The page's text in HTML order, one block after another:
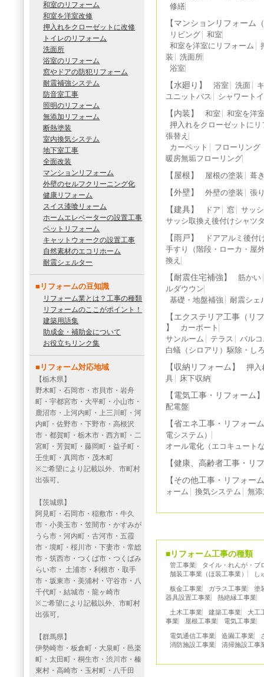
和室のリフォーム
和室を洋室改修
押入れをクローゼットに改修
トイレのリフォーム
洗面所
浴室のリフォーム
窓やドアの防犯リフォーム
耐震補強システム
防音室工事
照明のリフォーム
無添加リフォーム
断熱塗装
室内換気システム
地下室工事
全面改装
マンションリフォーム
外壁のセルフクリーニング化
健康リフォーム
スイス漆喰リォーム
ホームエレベーターの設置工事
ペットリフォーム
キャットウォークの設置工事
自然素材のエコリホーム
耐震シェルター
■リフォームの豆知識
リフォーム業とは？工事の種類
リフォームのここがポイント！
建築用語集
助成金・補助金について
お役立ちリンク集
■リフォーム対応地域
【栃木県】
野木町・石岡市・市貝市・岩舟
町・宇都宮市・大平町・小山市・
鹿沼市・上河内町・上三川町・河
内町・佐野市・下野市・高根沢
市・都賀町・栃木市・西方町・二
宮町・芳賀町・藤岡町・益子町・
壬生町・真岡市・茂木町
※ご希望により記載以外、市町村
出張可。
【茨城県】
阿見町・石岡市・稲敷市・牛久
市・小美玉市・笠間市・かすみが
うら市・河内町・古河市・五霞
市・境町・桜川市・下妻市・常総
市・筑西市・つくば市・つくばみ
らい市・ 土浦市・利根市・取手
市・坂東市・美浦村・守谷市・八
千代町・結城市・龍ヶ崎市
※ご希望により記載以外、市町村
出張可。
【群馬県】
伊勢崎市・板倉町・大泉町・邑楽
町・太田町・桐生市・渋川市・榛
東村・高崎市・玉村町・八千田
修繕
【マンションリフォーム
リビング
和室
和室を洋室にリフォーム
装
洗面所
浴室
【水廻り】 浴室 洗面
ユニットバス
シャワート
【内装】 和室
和室を洋
押入れをクローゼットに
張替え
カーペット
フローリング
暖房無垢フローリング
【屋根】 屋根の塗装 葺
【外壁】 外壁の塗装 張
【建具】 ドア 窓
サッ
サッシ取換え後付けシャツ
【雨戸】
ドアアルミ後付
手すり（階段・ローカ・屋
換え
【耐震住宅補強】
筋かい
ルダウウン
基礎・地盤補強
耐震シェ
【エクステリア工事（リ
】
カーポート
サンルーム
テラス
バル
白蟻（シロアリ）駆除・し
【収納リフォーム】
押入
具
床下収納
【電気工事・リフォーム
配電盤
【省エネ工事・リフォー
電システム）
オール電化（エコキュート
【健康、高齢者工事・リ
【その他工事・リフォー
ォーム 換気システム 無
■リフォーム工事の種類
管工事業
タイル・れんが・ブ
舗装工事業（ほ装工事業）
し
板金工事業 ガラス工事業
塗
器具設置工事業
熱絶縁工事業
土木工事業 建築工事業
大工
事業
屋根工事業 電気工事業
電気通信工事業 造園工事業
消防施設工事業
清掃施設工事